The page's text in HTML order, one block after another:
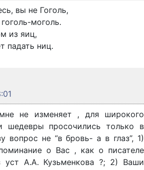
вы не Гоголь,
моголь.
из яиц,
падать ниц.
не изменяет , для широкого
шедевры просочились только в
вопрос не “в бровь- а в глаз”, 1)
о Вас , как о писателе
уст А.А. Кузьменкова ?; 2) Ваши